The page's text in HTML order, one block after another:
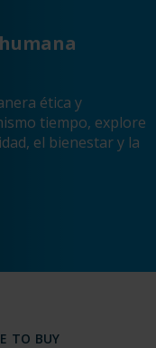
ética y
tiempo, explore
el bienestar y la
TO BUY